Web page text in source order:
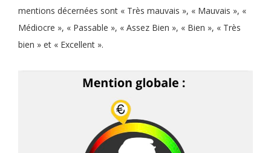
mentions décernées sont « Très mauvais », « Mauvais », «
Médiocre », « Passable », « Assez Bien », « Bien », « Très
bien » et « Excellent ».